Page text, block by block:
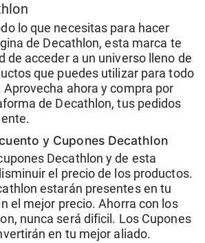
lo que necesitas para hacer
de Decathlon, esta marca te
de acceder a un universo lleno de
que puedes utilizar para todo
ahora y compra por
de Decathlon, tus pedidos
y Cupones Decathlon
Decathlon y de esta
el precio de los productos.
estarán presentes en tu
el mejor precio. Ahorra con los
nunca será dificil. Los Cupones
en tu mejor aliado.